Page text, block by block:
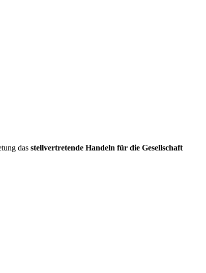
das stellvertretende Handeln für die Gesellschaft